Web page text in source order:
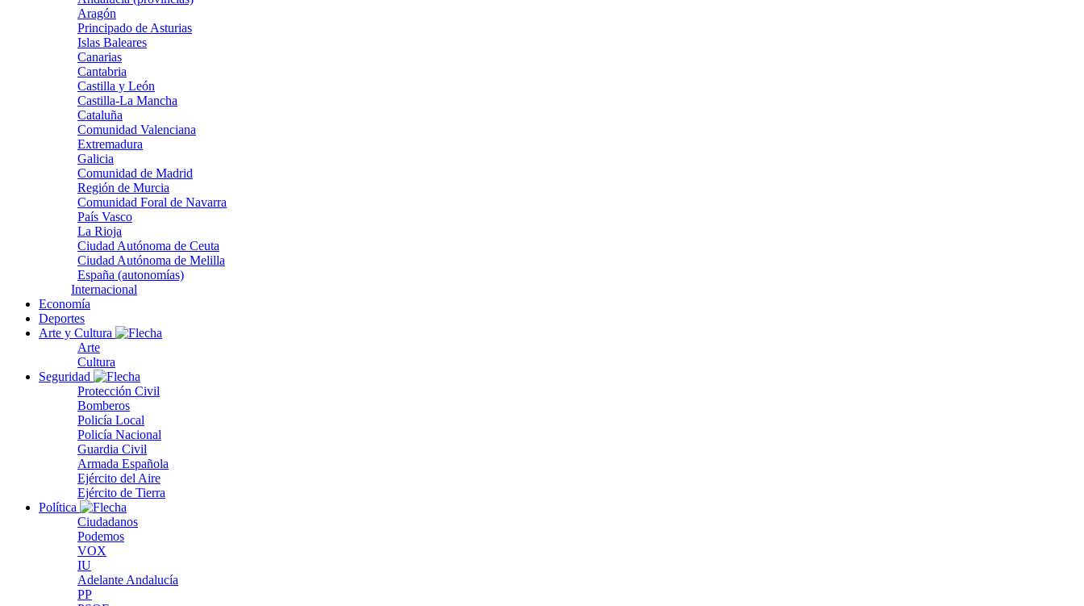
Aragón
Principado de Asturias
Islas Baleares
Canarias
Cantabria
Castilla y León
Castilla-La Mancha
Cataluña
Comunidad Valenciana
Extremadura
Galicia
Comunidad de Madrid
Región de Murcia
Comunidad Foral de Navarra
País Vasco
La Rioja
Ciudad Autónoma de Ceuta
Ciudad Autónoma de Melilla
España (autonomías)
Internacional
Economía
Deportes
Arte y Cultura
Arte
Cultura
Seguridad
Protección Civil
Bomberos
Policía Local
Policía Nacional
Guardia Civil
Armada Española
Ejército del Aire
Ejército de Tierra
Política
Ciudadanos
Podemos
VOX
IU
Adelante Andalucía
PP